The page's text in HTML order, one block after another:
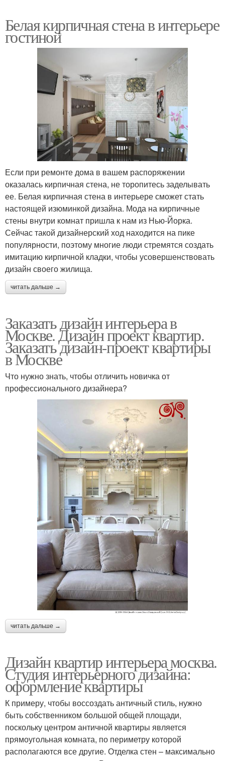
Белая кирпичная стена в интерьере
гостиной
Если при ремонте дома в вашем распоряжении
оказалась кирпичная стена, не торопитесь заделывать
ее. Белая кирпичная стена в интерьере сможет стать
настоящей изюминкой дизайна. Мода на кирпичные
стены внутри комнат пришла к нам из Нью-Йорка.
Сейчас такой дизайнерский ход находится на пике
популярности, поэтому многие люди стремятся создать
имитацию кирпичной кладки, чтобы усовершенствовать
дизайн своего жилища.
читать дальше →
Заказать дизайн интерьера в
Москве. Дизайн проект квартир.
Заказать дизайн-проект квартиры
в Москве
Что нужно знать, чтобы отличить новичка от
профессионального дизайнера?
читать дальше →
Дизайн квартир интерьера москва.
Студия интерьерного дизайна:
оформление квартиры
К примеру, чтобы воссоздать античный стиль, нужно
быть собственником большой общей площади,
поскольку центром античной квартиры является
прямоугольная комната, по периметру которой
располагаются все другие. Отделка стен – максимально